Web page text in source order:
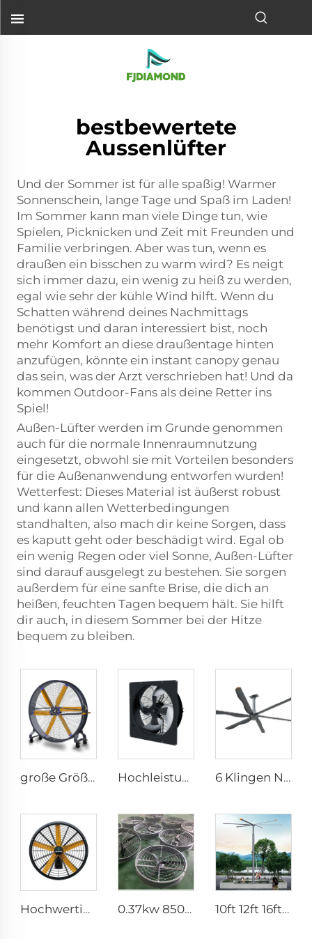
bestbewertete
Aussenlüfter
Und der Sommer ist für alle spaßig! Warmer
Sonnenschein, lange Tage und Spaß im Laden!
Im Sommer kann man viele Dinge tun, wie
Spielen, Picknicken und Zeit mit Freunden und
Familie verbringen. Aber was tun, wenn es
draußen ein bisschen zu warm wird? Es neigt
sich immer dazu, ein wenig zu heiß zu werden,
egal wie sehr der kühle Wind hilft. Wenn du
Schatten während deines Nachmittags
benötigst und daran interessiert bist, noch
mehr Komfort an diese draußentage hinten
anzufügen, könnte ein instant canopy genau
das sein, was der Arzt verschrieben hat! Und da
kommen Outdoor-Fans als deine Retter ins
Spiel!
Außen-Lüfter werden im Grunde genommen
auch für die normale Innenraumnutzung
eingesetzt, obwohl sie mit Vorteilen besonders
für die Außenanwendung entworfen wurden!
Wetterfest: Dieses Material ist äußerst robust
und kann allen Wetterbedingungen
standhalten, also mach dir keine Sorgen, dass
es kaputt geht oder beschädigt wird. Egal ob
ein wenig Regen oder viel Sonne, Außen-Lüfter
sind darauf ausgelegt zu bestehen. Sie sorgen
außerdem für eine sanfte Brise, die dich an
heißen, feuchten Tagen bequem hält. Sie hilft
dir auch, in diesem Sommer bei der Hitze
bequem zu bleiben.
große Größe 2m PMSM bewegliche große Standfußböden für Sportbereiche Hochleistungs-380V-Axialventilator mit hoher Luftleistung – IP66 wasserdichte industrielle Lüftungslösung 6 Klingen Neues Design Kommerzieller Deckenventilator mit AC-Motor
Hochwertig 0,9m 1,2m Gewerblich Wandmontage Großer Ventilator Für Große Räume Fertigungsbetriebe Restaurants Farmen Hotels 220V Motor 0.37kw 850mm Energieeinsparmotor langer Luftstrom, Aluminiumflügel, großer Luftdurchsatz, wandle oder hängender runder Lüftungsventilator 10ft 12ft 16ft 24ft 220V PMSM-Außenluftgroßventilatoren